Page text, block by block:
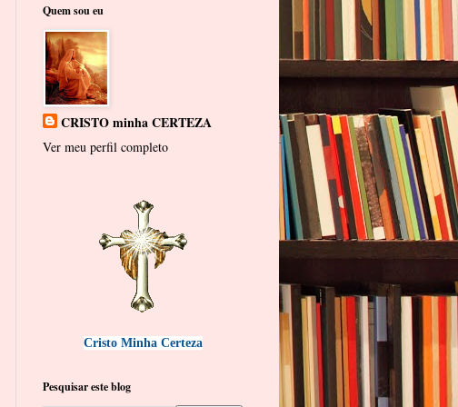
Quem sou eu
CRISTO minha CERTEZA
Ver meu perfil completo
Cristo Minha Certeza
Pesquisar este blog